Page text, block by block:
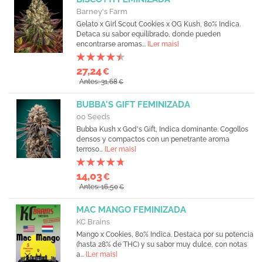
Barney's Farm
Gelato x Girl Scout Cookies x OG Kush, 80% Indica.
Detaca su sabor equilibrado, donde pueden
encontrarse aromas... [Ler mais]
27,24€
Antes: 31,68€
BUBBA'S GIFT FEMINIZADA
00 Seeds
Bubba Kush x God's Gift, Indica dominante. Cogollos
densos y compactos con un penetrante aroma
terroso... [Ler mais]
14,03€
Antes: 16,50€
MAC MANGO FEMINIZADA
KC Brains
Mango x Cookies, 80% Indica. Destaca por su potencia
(hasta 28% de THC) y su sabor muy dulce, con notas
a... [Ler mais]